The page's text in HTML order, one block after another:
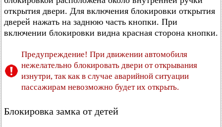
открытия двери. Для включения блокировки открытия
дверей нажать на заднюю часть кнопки. При
включении блокировки видна красная сторона кнопки.
Предупреждение! При движении автомобиля
нежелательно блокировать двери от открывания
изнутри, так как в случае аварийной ситуации
пассажирам невозможно будет их открыть.
Блокировка замка от детей